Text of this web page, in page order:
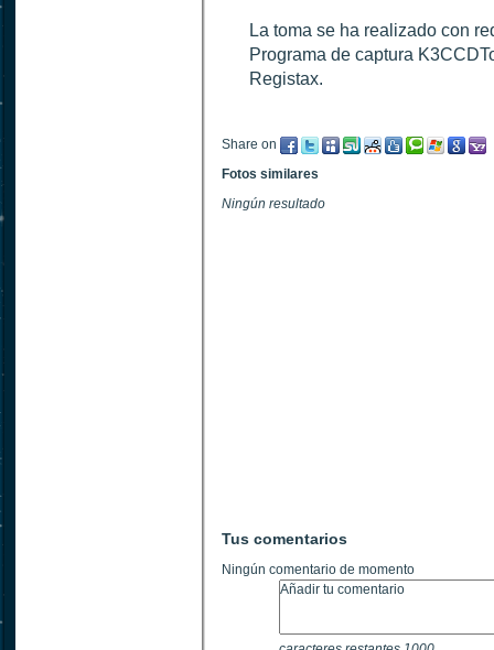
La toma se ha realizado con
Programa de captura
Registax.
Share on
Fotos similares
Ningún resultado
Tus comentarios
Ningún comentario de momento